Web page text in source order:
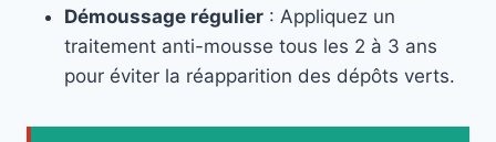
Démoussage régulier : Appliquez un
traitement anti-mousse tous les 2 à 3 ans
pour éviter la réapparition des dépôts verts.